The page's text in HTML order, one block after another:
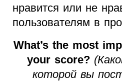
нравится или не
пользователям в
What’s the most
your score?
которой вы